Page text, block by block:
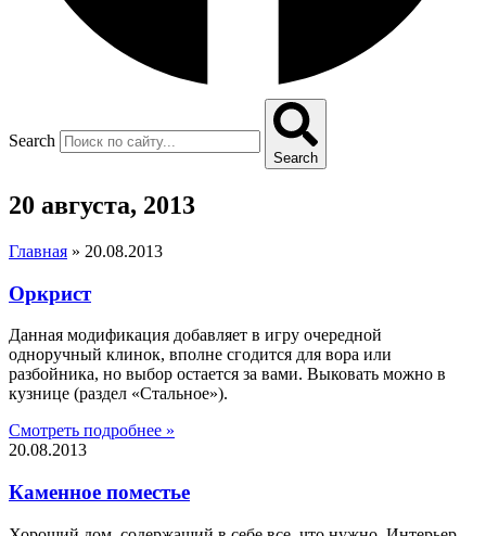
Search
Search
20 августа, 2013
Главная » 20.08.2013
Оркрист
Данная модификация добавляет в игру очередной
одноручный клинок, вполне сгодится для вора или
разбойника, но выбор остается за вами. Выковать можно в
кузнице (раздел «Стальное»).
Смотреть подробнее »
20.08.2013
Каменное поместье